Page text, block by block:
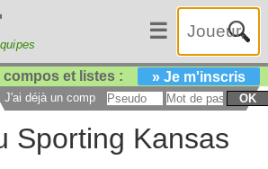
☰
et listes : » Je m'inscris
J'ai déjà un compte : OK
Sporting Kansas